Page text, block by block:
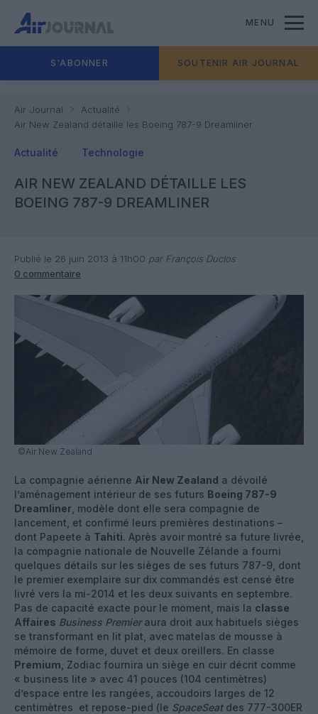
MENU
S'ABONNER SOUTENIR AIR JOURNAL
Air Journal
Actualité
Air New Zealand détaille les Boeing 787-9 Dreamliner
Actualité Technologie
AIR NEW ZEALAND DÉTAILLE LES
BOEING 787-9 DREAMLINER
Publié le 26 juin 2013 à 11h00 par François Duclos
0 commentaire
©Air New Zealand
La compagnie aérienne Air New Zealand a dévoilé
l’aménagement intérieur de ses futurs Boeing 787-9
Dreamliner , modèle dont elle sera compagnie de
lancement, et confirmé leurs premières destinations –
dont Papeete à Tahiti. Après avoir montré sa future livrée,
la compagnie nationale de Nouvelle Zélande a fourni
quelques détails sur les sièges de ses futurs 787-9, dont
le premier exemplaire sur dix commandés est censé être
livré vers la mi-2014 et les deux suivants en septembre.
Pas de capacité exacte pour le moment, mais la classe
Affaires Business Premieraura droit aux habituels sièges
se transformant en lit plat, avec matelas de mousse à
mémoire de forme, duvet et deux oreillers. En classe
Premium , Zodiac fournira un siège en cuir décrit comme
« business lite » avec 41 pouces (104 centimètres)
d’espace entre les rangées, accoudoirs larges de 12
centimètres et repose-pied (le SpaceSeatdes 777-300ER